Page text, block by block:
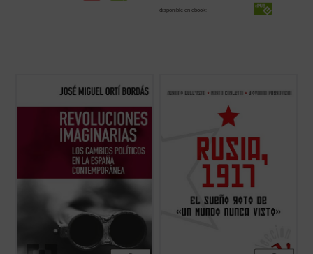
disponible en ebook:
Este ensayo evidencia la incapacidad
revolucionaria de un país como el nuestro,
y refractario no solo a la revolución, sino
incluso a las meras reformas. El autor
incide en la condición tardígrada del ... (ver
Octubre de 1917, el presente libro ofrece
causas, los hechos y las consecuencias
inmediatas de este acontecimiento, que en